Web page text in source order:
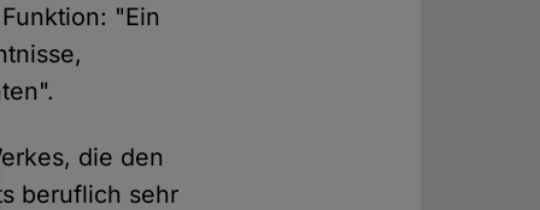
"Ein
die den
beruflich sehr